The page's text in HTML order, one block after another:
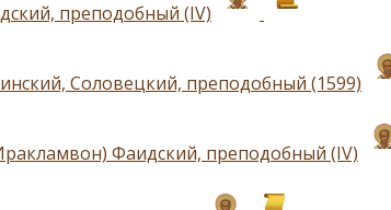
преподобный (IV)
Соловецкий, преподобный (1599)
Фаидский, преподобный (IV)